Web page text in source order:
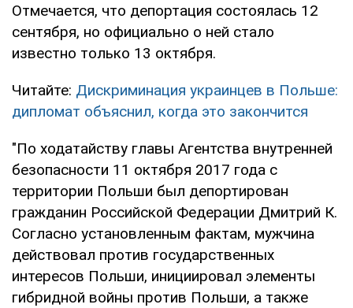
Отмечается, что депортация состоялась 12
сентября, но официально о ней стало
известно только 13 октября.
Читайте: Дискриминация украинцев в Польше:
дипломат объяснил, когда это закончится
"По ходатайству главы Агентства внутренней
безопасности 11 октября 2017 года с
территории Польши был депортирован
гражданин Российской Федерации Дмитрий К.
Согласно установленным фактам, мужчина
действовал против государственных
интересов Польши, инициировал элементы
гибридной войны против Польши, а также